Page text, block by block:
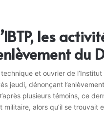
les
du
et ouvrier de
jeudi, dénonçant
plusieurs témoins, ce
alors qu’il se trouvait